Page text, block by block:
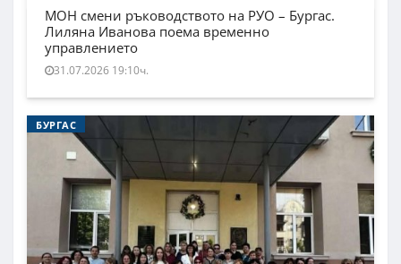
МОН смени ръководството на РУО – Бургас.
Лиляна Иванова поема временно
управлението
31.07.2026 19:10ч.
БУРГАС